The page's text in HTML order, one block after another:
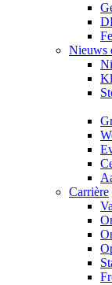
Nieuws
Carrière